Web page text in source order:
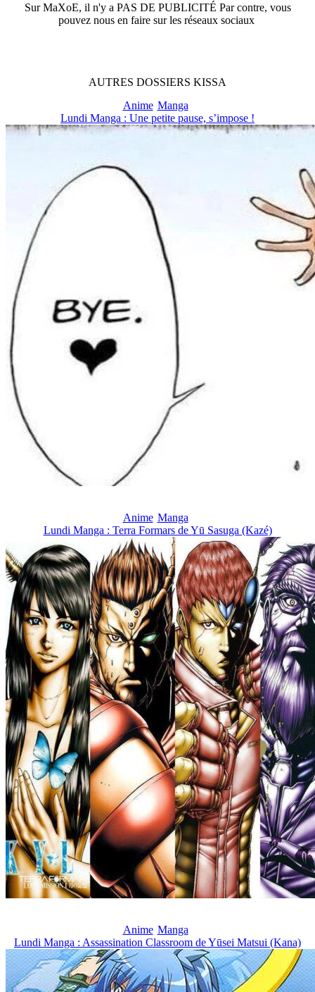
SurMaXoE, il n'y a PAS DE PUBLICITÉ Par contre, vous
pouvez nous en faire sur les réseaux sociaux
AUTRES DOSSIERS KISSA
Anime Manga
Lundi Manga : Une petite pause, s’impose !
Anime Manga
Lundi Manga : Terra Formars de Yū Sasuga (Kazé)
Anime Manga
Lundi Manga : Assassination Classroom de Yūsei Matsui (Kana)